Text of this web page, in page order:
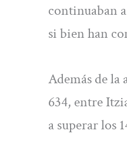
continuaban
si bien han
Además de
634, entre
a superar los